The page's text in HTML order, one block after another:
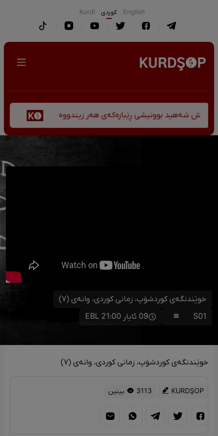
English كوردی Kurdî
خوێندنگەی کوردشۆپ، زمانی کوردی، وانەی (٧)
S01
09 ئایار 21:00 EBL
خوێندنگەی کوردشۆپ، زمانی کوردی، وانەی (٧)
KURDŞOP 3113 بینین